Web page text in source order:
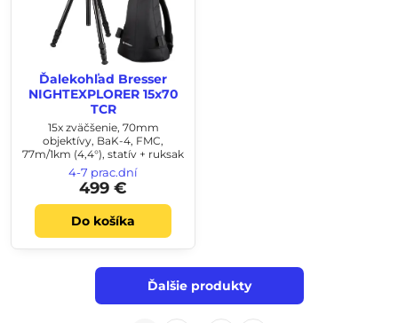
Ďalekohľad Bresser
NIGHTEXPLORER 15x70
TCR
15x zväčšenie, 70mm
objektívy, BaK-4, FMC,
77m/1km (4,4°), statív + ruksak
4-7 prac.dní
499 €
Do košíka
Ďalšie produkty